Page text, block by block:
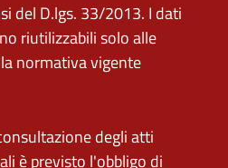
del D.lgs. 33/2013. I dati
riutilizzabili solo alle
normativa vigente
degli atti
è previsto l'obbligo di